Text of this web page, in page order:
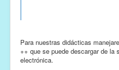
Para nuestras didácticas
++ que se puede descargar de la
electrónica.